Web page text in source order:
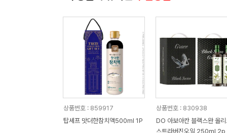
상품번호 : 859917
탑셰프 맛더한참치액500ml 1P
상품번호 : 830938
DO 아보아칸 블랙스완 올리
스트라버진오일 250ml 2p